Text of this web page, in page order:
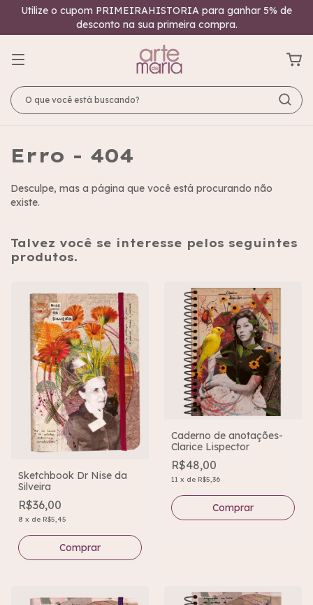
Utilize o cupom PRIMEIRAHISTORIA para ganhar 5% de
desconto na sua primeira compra.
Erro - 404
Desculpe, mas a página que você está procurando não
existe.
Talvez você se interesse pelos seguintes
produtos.
Sketchbook Dr Nise da
Silveira
R$36,00
8 x de R$5,45
Comprar
Caderno de anotações-
Clarice Lispector
R$48,00
11 x de R$5,36